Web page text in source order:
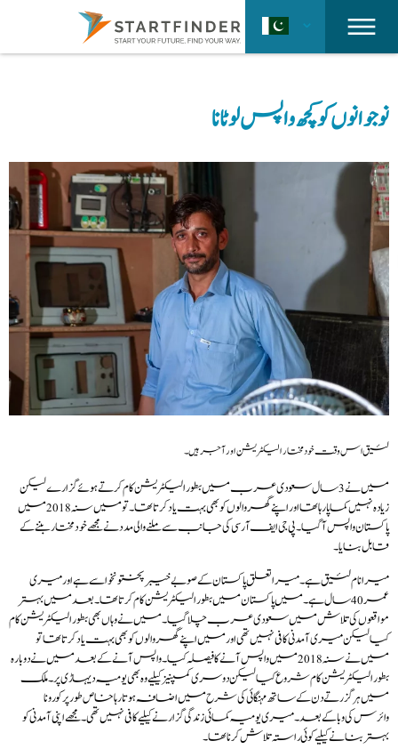
نوجوانوں کو کچھ واپس لوٹانا
لئیق اس وقت خودمختار الیکٹریشن اور آجر ہیں۔
میں نے 3 سال سعودی عرب میں بطور الیکٹریشن کام کرتے ہوئے گزارے لیکن
زیادہ نہیں کما پارہا تھا اور اپنے گھروالوں کو بھی بہت یاد کرتا تھا۔ تو میں سنہ 2018 میں
پاکستان واپس آگیا۔ پی جی ایف آر سی کی جانب سے ملنے والی مدد نے مجھے خودمختار بننے کے
قابل بنایا۔
میرا نام لئیق ہے۔ میرا تعلق پاکستان کے صوبے خیبرپختونخوا سے ہے اور میری
عمر 40 سال ہے۔ میں پاکستان میں بطور الیکٹریشن کام کرتا تھا۔ بعد میں بہتر
مواقعوں کی تلاش میں سعودی عرب چلا گیا۔ میں نے وہاں بھی بطور الیکٹریشن کام
کیا لیکن میری آمدنی کافی نہیں تھی اور میں اپنے گھر والوں کو بھی بہت یاد کرتا تھا تو
میں نے سنہ 2018 میں واپس آنے کا فیصلہ کیا۔ واپس آنے کے بعد میں نے دوبارہ
بطور الیکٹریشن کام شروع کیا لیکن دوسری کمپنیز کیلیے وہ بھی یومیہ دیہاڑی پر۔ ملک
میں ہر گزرتے دن کے ساتھ مہنگائی کی شرح میں اضافہ ہوتا رہا خاص طور پر کورونا
وائرس کی وبا کے بعد۔ میری یومیہ کمائی زندگی گزارنے کیلیے کافی نہیں تھی۔ مجھےاپنی آمدنی کو
بہتر بنانے کیلیے کوئی راستہ تلاش کرنا تھا۔